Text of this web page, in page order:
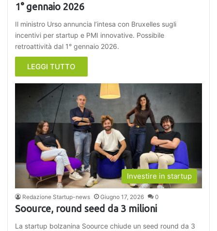
1° gennaio 2026
Il ministro Urso annuncia l’intesa con Bruxelles sugli
incentivi per startup e PMI innovative. Possibile
retroattività dal 1° gennaio 2026.
LEGGI TUTTO
Investire in startup
Redazione Startup-news Giugno 17, 2026 0
Soource, round seed da 3 milioni
La startup bolzanina Soource chiude un seed round da 3